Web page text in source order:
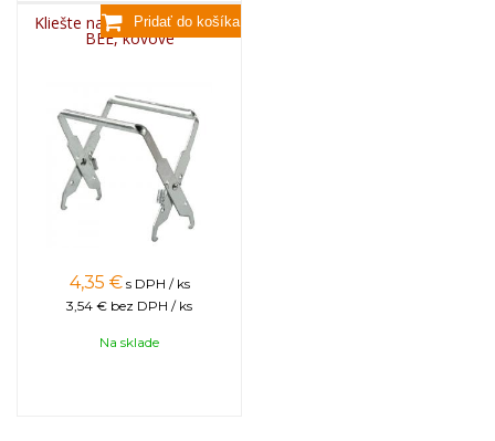
Kliešte na rámiky zdvíhacie
BEE, kovové
4,35 € s DPH / ks
3,54 € bez DPH / ks
Na sklade